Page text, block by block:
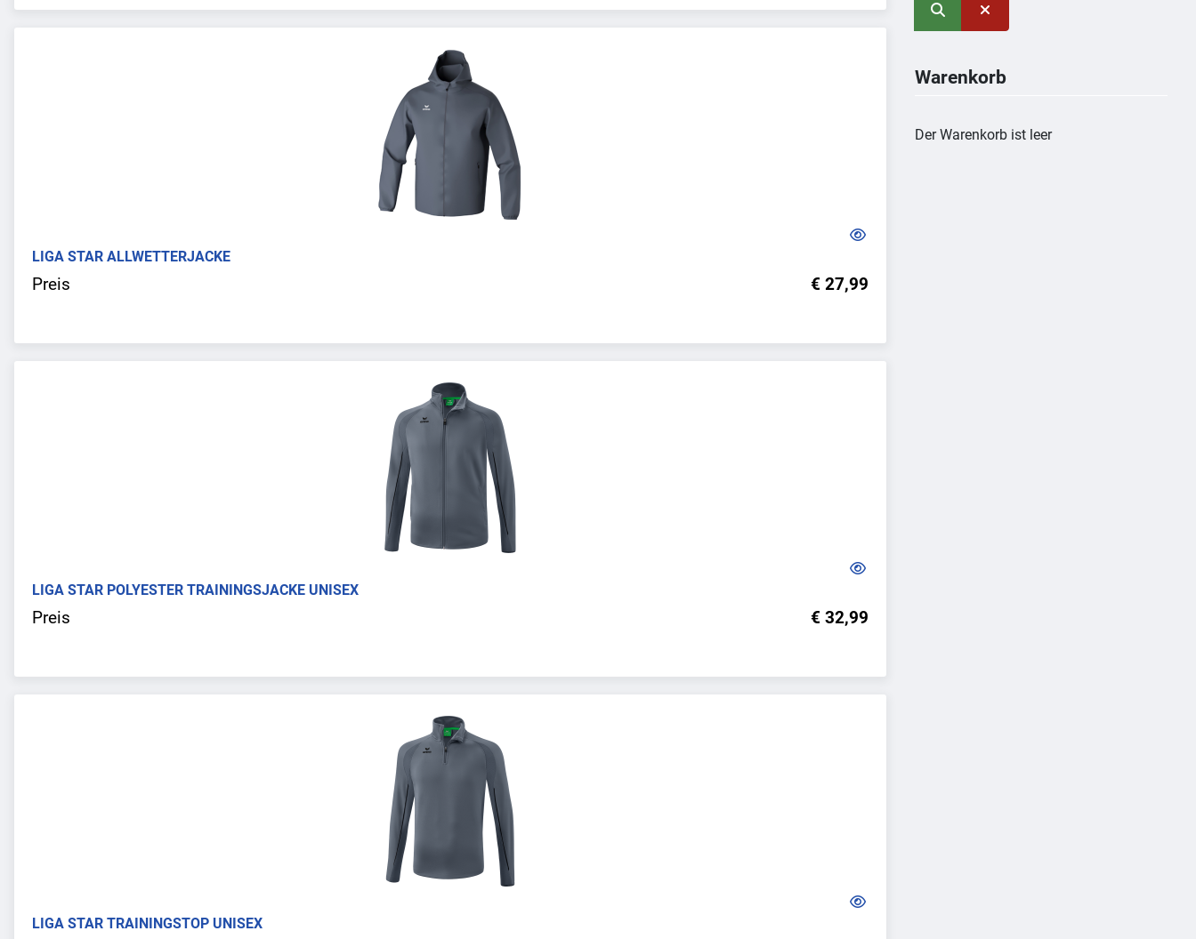
LIGA STAR ALLWETTERJACKE
Preis € 27,99
LIGA STAR POLYESTER TRAININGSJACKE UNISEX
Preis € 32,99
LIGA STAR TRAININGSTOP UNISEX
Warenkorb
Der Warenkorb ist leer